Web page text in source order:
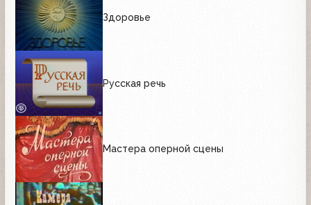
Здоровье
Русская речь
Мастера оперной сцены